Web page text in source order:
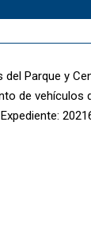
Parque y
de vehículos